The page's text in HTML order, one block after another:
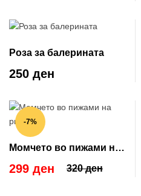
Роза за балерината
250 ден
-7%
Момчето во пижами на
риги
320 ден
299 ден